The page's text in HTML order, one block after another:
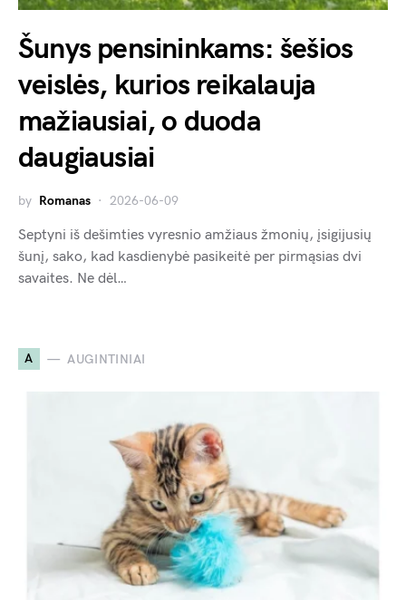
Šunys pensininkams: šešios
veislės, kurios reikalauja
mažiausiai, o duoda
daugiausiai
by Romanas 2026-06-09
Septyni iš dešimties vyresnio amžiaus žmonių, įsigijusių
šunį, sako, kad kasdienybė pasikeitė per pirmąsias dvi
savaites. Ne dėl…
A AUGINTINIAI